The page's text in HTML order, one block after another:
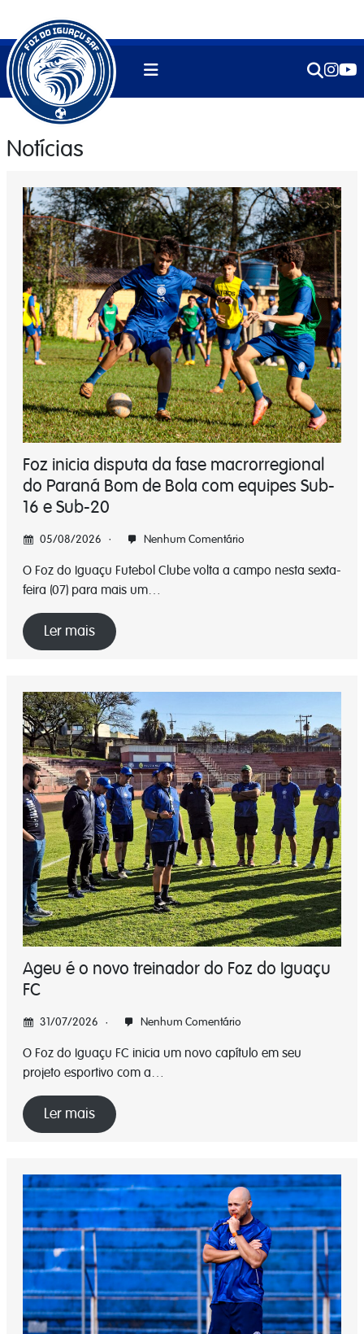
Notícias
Foz inicia disputa da fase macrorregional
do Paraná Bom de Bola com equipes Sub-
16 e Sub-20
05/08/2026 Nenhum Comentário
O Foz do Iguaçu Futebol Clube volta a campo nesta sexta-
feira (07) para mais um…
Ler mais
Ageu é o novo treinador do Foz do Iguaçu
FC
31/07/2026 Nenhum Comentário
O Foz do Iguaçu FC inicia um novo capítulo em seu
projeto esportivo com a…
Ler mais